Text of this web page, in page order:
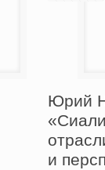
Юрий
и